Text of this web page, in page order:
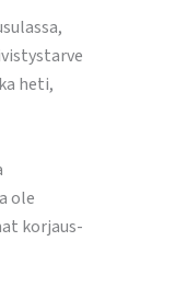
heti,
ole
korjaus-